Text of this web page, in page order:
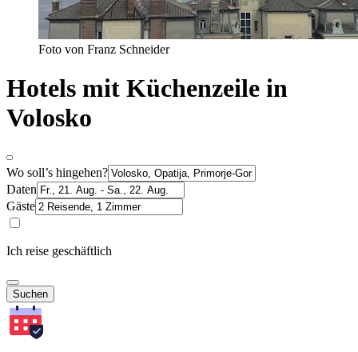
Foto von Franz Schneider
Hotels mit Küchenzeile in
Volosko
Wo soll’s hingehen?
Daten
Gäste
Ich reise geschäftlich
Suchen